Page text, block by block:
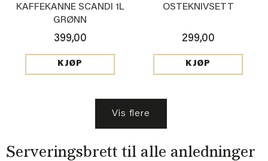
KAFFEKANNE SCANDI 1L
GRØNN
399,00
KJØP
OSTEKNIVSETT
299,00
KJØP
Vis flere
Serveringsbrett til alle anledninger